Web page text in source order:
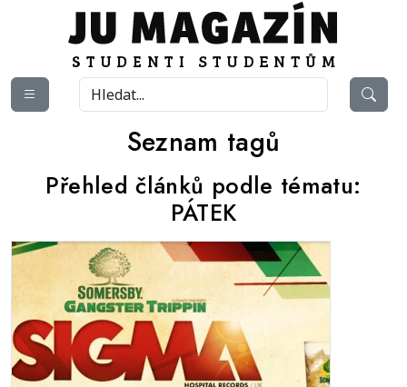
Seznam tagů
Přehled článků podle tématu:
PÁTEK